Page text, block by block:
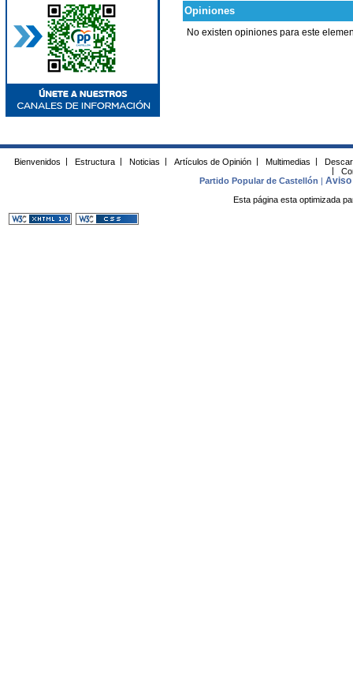
Opiniones
No existen opiniones para este
Bienvenidos | Estructura | Noticias | Artículos de Opinión | Multimedias |
|
Partido Popular de Castellón |Aviso
Esta página esta optimizada